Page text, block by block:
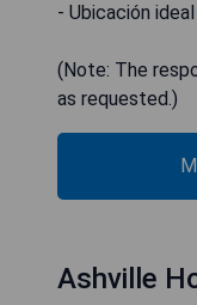
- Ubicación
(Note: The
as requested.)
Ashville